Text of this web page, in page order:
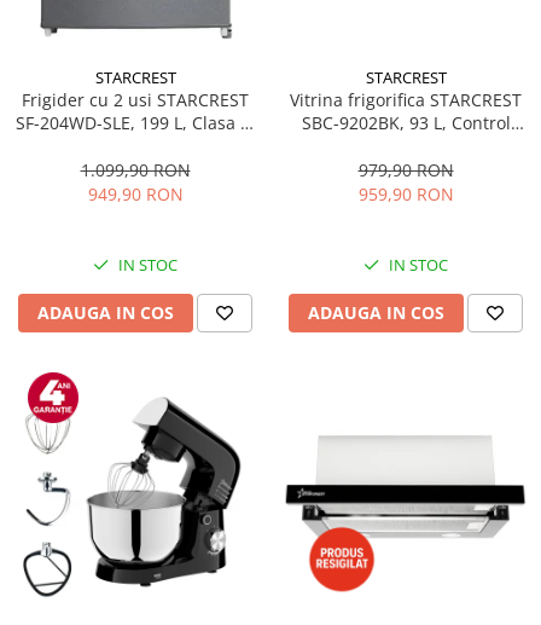
STARCREST
Frigider cu 2 usi STARCREST
SF-204WD-SLE, 199 L, Clasa E,
Termostat Ajustabil, Usi
reversibile, H 143 cm, Argintiu
1.099,90 RON
949,90 RON
IN STOC
ADAUGA IN COS
STARCREST
Vitrina frigorifica STARCREST
SBC-9202BK, 93 L, Control
83.2 cm, Negru
979,90 RON
959,90 RON
IN STOC
ADAUGA IN COS